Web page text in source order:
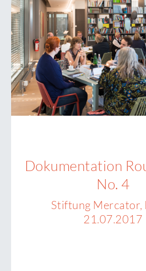
Dokumentation
No. 4
Stiftung Mercator,
21.07.2017